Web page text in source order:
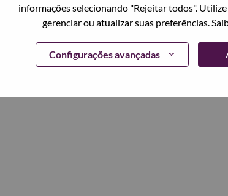
informações selecionando "Rejeitar todos".
gerenciar ou atualizar suas preferências.
Configurações avançadas